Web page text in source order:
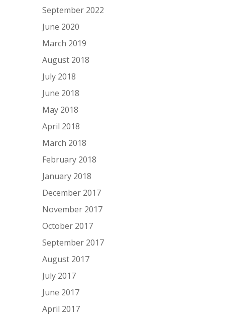
September 2022
June 2020
March 2019
August 2018
July 2018
June 2018
May 2018
April 2018
March 2018
February 2018
January 2018
December 2017
November 2017
October 2017
September 2017
August 2017
July 2017
June 2017
April 2017